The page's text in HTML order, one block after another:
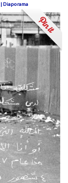
| Diaporama